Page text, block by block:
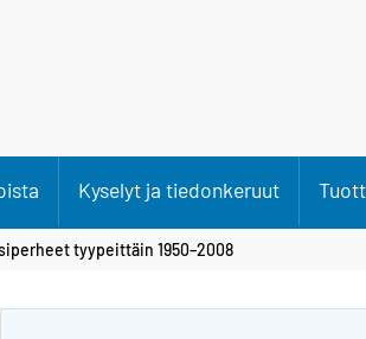
Kyselyt ja tiedonkeruut
tyypeittäin 1950–2008